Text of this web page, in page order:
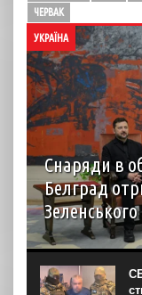
ЧЕРВАК
УКРАЇНА
Снаряди в
Белград
Зеленського
Візит
першим в історії
президента
залишається